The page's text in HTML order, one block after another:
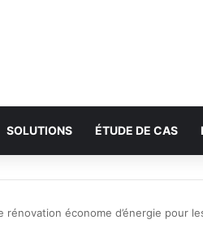
SOLUTIONS ÉTUDE DE CAS
rénovation économe d’énergie pour